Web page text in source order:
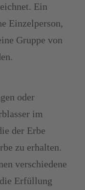
Ein
Einzelperson,
Gruppe von
oder
im
der Erbe
zu erhalten.
verschiedene
Erfüllung